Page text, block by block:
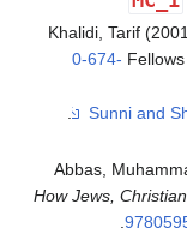
Khalidi, Tarif
0-674-
.
Abbas,
How Jews,
.